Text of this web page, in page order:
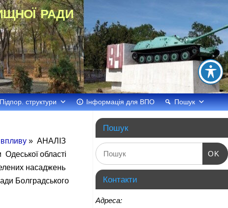
ради
Підпор. структури Інформація для ВПО Пошук
впливу » АНАЛІЗ
області
насаджень
Болградського
Пошук
OK
Контакти
Адреса: